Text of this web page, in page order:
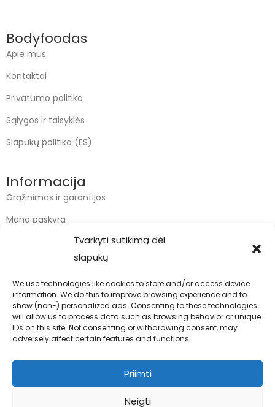
Tvarkyti sutikimą dėl
slapukų
We use technologies like cookies to store and/or access device
information. We do this to improve browsing experience and to
show (non-) personalized ads. Consenting to these technologies
will allow us to process data such as browsing behavior or unique
IDs on this site. Not consenting or withdrawing consent, may
adversely affect certain features and functions.
Priimti
Neigti
Bodyfoodas
Apie mus
Kontaktai
Privatumo politika
Sąlygos ir taisyklės
Slapukų politika (ES)
Informacija
Grąžinimas ir garantijos
Mano paskyra
Kontaktai
info@bodyfoodas.lt
+370 600 77017
Visos teisės saugomos © Bodyfoodas.lt 2026